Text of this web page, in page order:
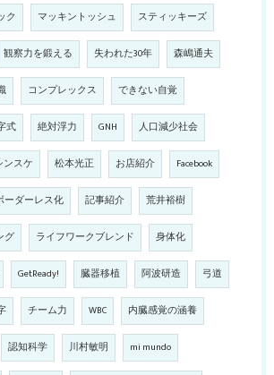
ク マッキントッシュ スティッキーズ
観察力を鍛える 失われた30年 森嶋通夫
コンプレックス できない自覚
式 絶対浮力 GNH 人口減少社会
ンスケ 松本光正 お店紹介 Facebook
ーダーレス化 記事紹介 荒井裕樹
グ ライフワークブレンド 身体化
GetReady! 臓器移植 阿波研造 弓道
チーム力 WBC 内臓感覚の涵養
認知科学 川村敏明 mi mundo